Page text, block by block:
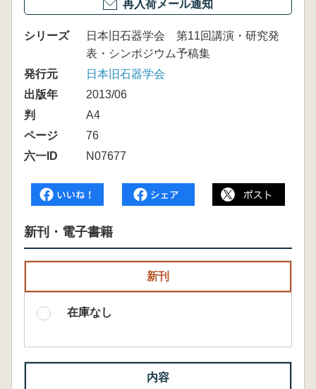
再入荷メール通知
シリーズ
日本旧石器学会 第11回講演・研究発
表・シンポジウム予稿集
発行元
日本旧石器学会
出版年
2013/06
判
A4
ページ
76
六一ID
N07677
新刊・電子書籍
新刊
在庫なし
内容